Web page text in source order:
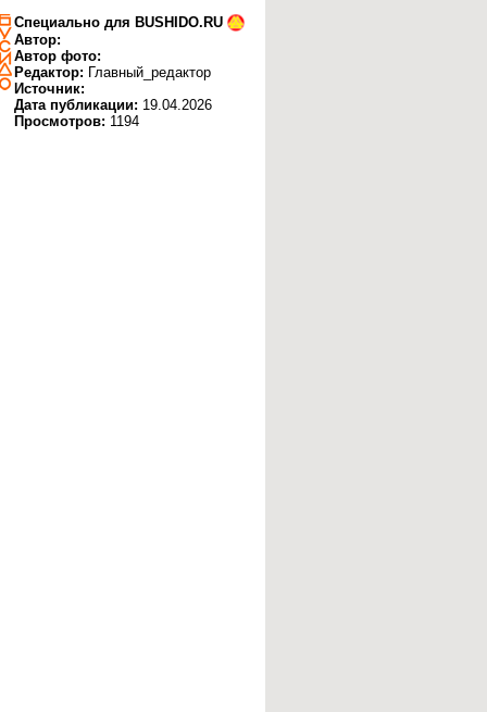
Специально для BUSHIDO.RU
Автор:
Автор фото:
Редактор: Главный_редактор
Источник:
Дата публикации: 19.04.2026
Просмотров: 1194